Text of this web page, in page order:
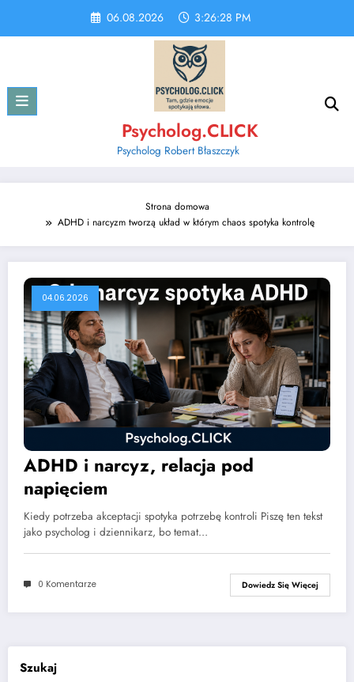
content
06.08.2026 3:26:28 PM
Psycholog.CLICK
Psycholog Robert Błaszczyk
Strona domowa
ADHD i narcyzm tworzą układ w którym chaos spotyka kontrolę
04.06.2026
ADHD i narcyz, relacja pod
napięciem
Kiedy potrzeba akceptacji spotyka potrzebę kontroli Piszę ten tekst
jako psycholog i dziennikarz, bo temat…
0 Komentarze Dowiedz Się Więcej
Szukaj